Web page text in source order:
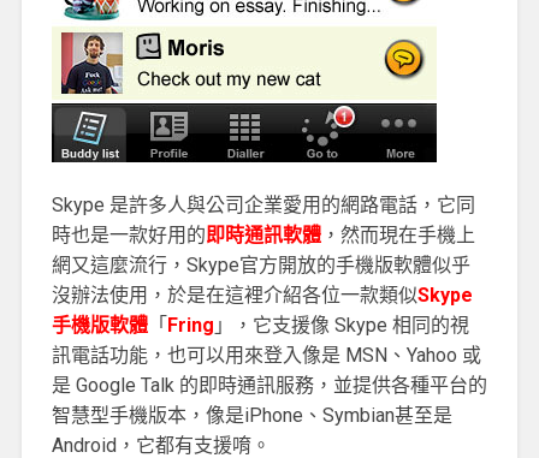
Skype 是許多人與公司企業愛用的網路電話，它同
時也是一款好用的 即時通訊軟體，然而現在手機上
網又這麼流行，Skype官方開放的手機版軟體似乎
沒辦法使用，於是在這裡介紹各位一款類似Skype
手機版軟體「 Fring 」，它支援像 Skype 相同的視
訊電話功能，也可以用來登入像是 MSN、Yahoo 或
是 Google Talk 的即時通訊服務，並提供各種平台的
智慧型手機版本，像是iPhone、Symbian甚至是
Android，它都有支援唷。